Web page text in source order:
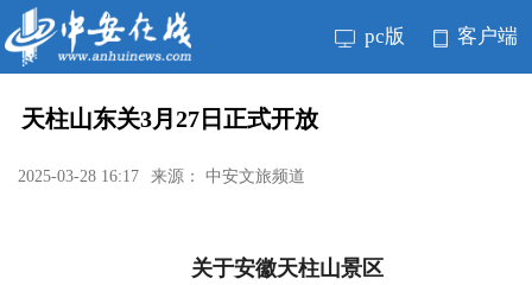
pc版 客户端
天柱山东关3月27日正式开放
2025-03-28 16:17 来源： 中安文旅频道
关于安徽天柱山景区